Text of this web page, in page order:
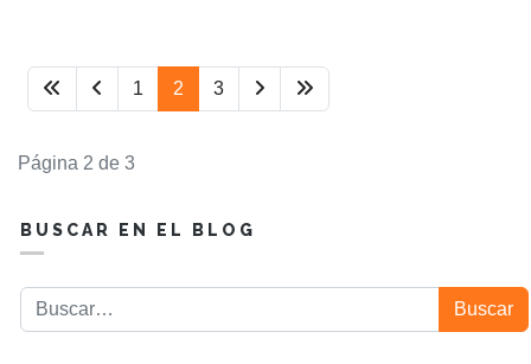
1 2 3
Página 2 de 3
BUSCAR EN EL BLOG
Buscar Buscar